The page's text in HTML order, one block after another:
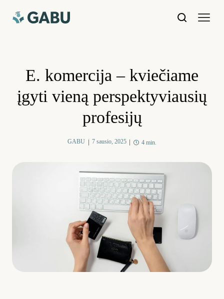
E. komercija – kviečiame
įgyti vieną perspektyviausių
profesijų
GABU 7 sausio, 2025 4 min.